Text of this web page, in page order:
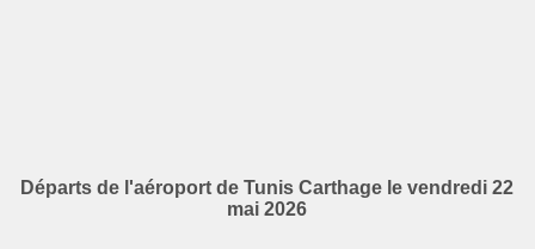
Départs de l'aéroport de Tunis Carthage le vendredi 22
mai 2026